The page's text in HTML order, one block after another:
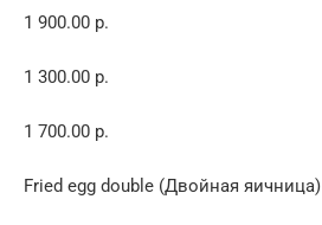
1 900.00 р.
1 300.00 р.
1 700.00 р.
Fried egg double (Двойная яичница)